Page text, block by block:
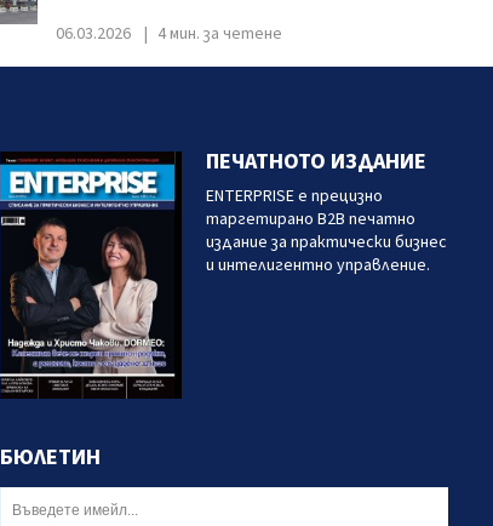
06.03.2026 4 мин. за четене
ПЕЧАТНОТО ИЗДАНИЕ
ENTERPRISE е прецизно
таргетирано B2B печатно
издание за практически бизнес
и интелигентно управление.
БЮЛЕТИН